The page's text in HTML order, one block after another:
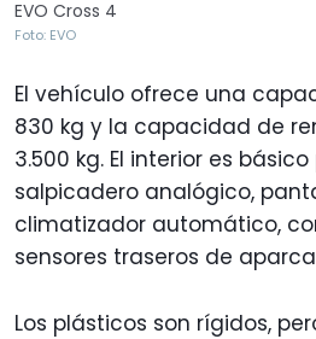
EVO Cross 4
Foto: EVO
El vehículo ofrece una
830 kg y la capacidad de
3.500 kg. El interior es
salpicadero analógico,
climatizador automático,
sensores traseros de
Los plásticos son rígidos,